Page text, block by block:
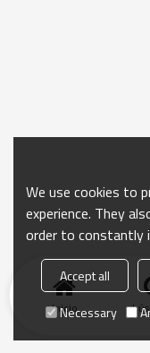
Inicio
We use cookies to
experience. They
order to constantly
Accept all
Necessary